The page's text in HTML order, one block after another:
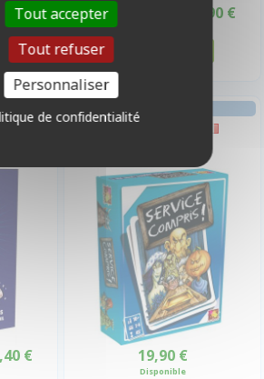
Promo -10% 17,90 €
€ 19,90 €
Disponible
Tout accepter
Tout refuser
Personnaliser
de confidentialité